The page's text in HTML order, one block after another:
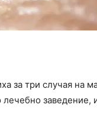
за три случая на
лечебно